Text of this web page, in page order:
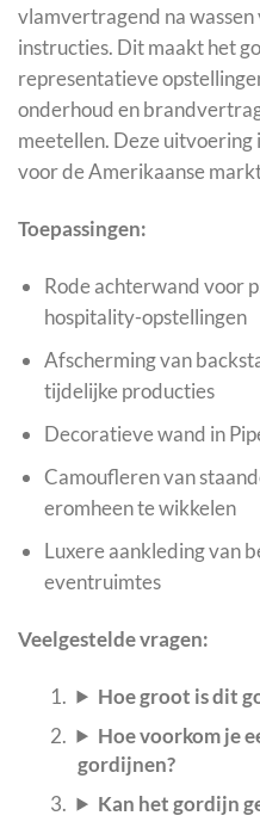
vlamvertragend na wassen
instructies. Dit maakt het
representatieve
onderhoud en
meetellen. Deze
voor de Amerikaanse
Toepassingen:
Rode achterwand voor
hospitality-opstellingen
Afscherming van
tijdelijke producties
Decoratieve wand in
Camoufleren van
eromheen te wikkelen
Luxere aankleding van
eventruimtes
Veelgestelde vragen:
Hoe groot is dit
Hoe voorkom je
gordijnen?
Kan het gordijn